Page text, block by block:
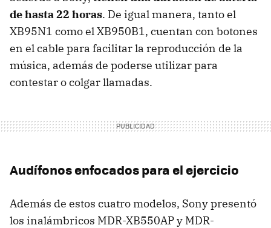
de hasta 22 horas. De igual manera, tanto el
XB95N1 como el XB950B1, cuentan con botones
en el cable para facilitar la reproducción de la
música, además de poderse utilizar para
contestar o colgar llamadas.
Audífonos enfocados para el ejercicio
Además de estos cuatro modelos, Sony presentó
los inalámbricos MDR-XB550AP y MDR-